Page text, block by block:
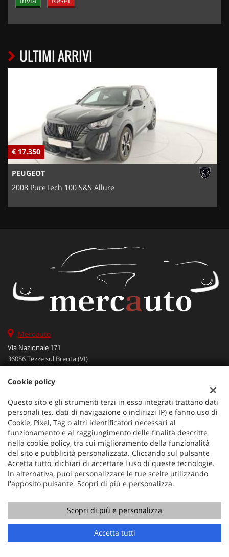
Contatta un consulente
ULTIMI ARRIVI
€ 17.350
PEUGEOT
2008 PureTech 100 S&S Allure
Mercauto
Via Nazionale 171
36056 Tezze sul Brenta (VI)
Cellulare:
Email:
info@mercauto2.com
Dati fiscali:
ALLES DI INVERSO LORENZO
Via Nazionale, 171 PD - 36056 Tezze sul Brenta
C.F/P.IVA:03514030240
Registro delle imprese: PD
Cookie policy
Questo sito e gli strumenti terzi in esso integrati trattano dati
personali (es. dati di navigazione o indirizzi IP) e fanno uso di
Cookie, Pixel, Tag o altri identificatori necessari al
funzionamento e al raggiungimento delle finalità descritte
nella cookie policy, tra cui miglioramento della funzionalità
del sito e pubblicità personalizzata. Cliccando sul pulsante
Accetta tutto, dichiari di accettare l'uso di queste tecnologie.
In alternativa, puoi personalizzare le tue scelte utilizzando
l'apposito pulsante. Scopri di più e personalizza.
Scopri di più e personalizza
Accetta tutti